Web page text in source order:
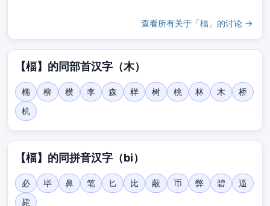
查看所有关于「楅」的讨论 →
【楅】的同部首汉字（木）
椭 柳 横 李 森 样 树 桃 林 木
桥
机
【楅】的同拼音汉字（bi）
必 毕 鼻 笔 匕 比 蔽 币 弊 碧
逼
毙